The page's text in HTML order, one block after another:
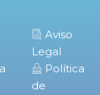
Aviso
Legal
Política
de